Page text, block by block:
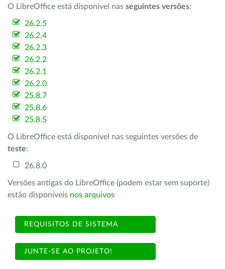
O LibreOffice está disponível nas seguintes versões:
26.2.5
26.2.4
26.2.3
26.2.2
26.2.1
26.2.0
25.8.7
25.8.6
25.8.5
O LibreOffice está disponível nas seguintes versões de
teste:
26.8.0
Versões antigas do LibreOffice (podem estar sem suporte)
estão disponíveis nos arquivos
REQUISITOS DE SISTEMA
JUNTE-SE AO PROJETO!